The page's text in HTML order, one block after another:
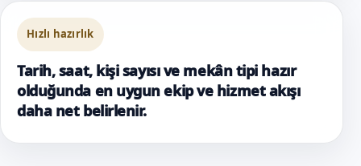
Hızlı hazırlık
Tarih, saat, kişi sayısı ve mekân tipi hazır
olduğunda en uygun ekip ve hizmet akışı
daha net belirlenir.